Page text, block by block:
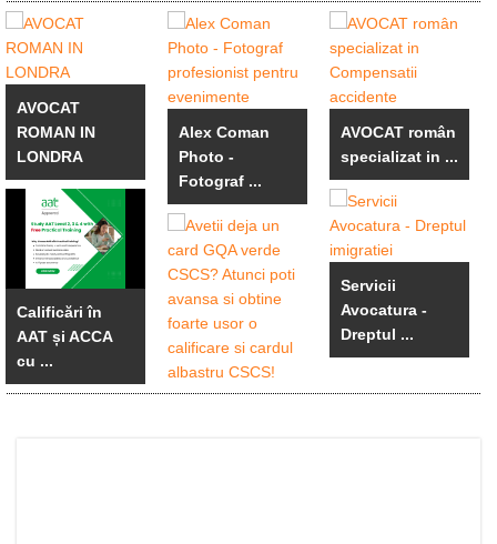
AVOCAT
ROMAN IN
LONDRA
Calificări în
AAT și ACCA
cu ...
Alex Coman
Photo -
Fotograf ...
AVOCAT român
specializat in ...
Servicii
Avocatura -
Dreptul ...